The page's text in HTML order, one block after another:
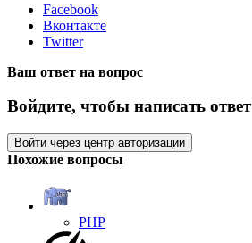
Facebook
Вконтакте
Twitter
Ваш ответ на вопрос
Войдите, чтобы написать ответ
Войти через центр авторизации
Похожие вопросы
PHP